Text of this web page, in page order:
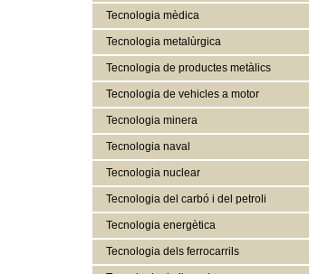
Tecnologia mèdica
Tecnologia metalùrgica
Tecnologia de productes metàlics
Tecnologia de vehicles a motor
Tecnologia minera
Tecnologia naval
Tecnologia nuclear
Tecnologia del carbó i del petroli
Tecnologia energètica
Tecnologia dels ferrocarrils